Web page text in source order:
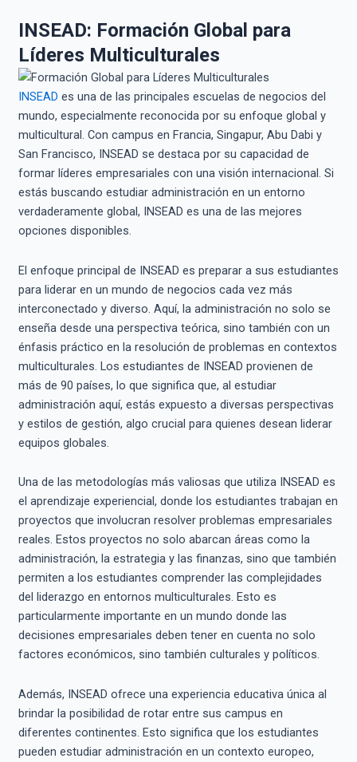
INSEAD: Formación Global para
Líderes Multiculturales
INSEAD es una de las principales escuelas de negocios del
mundo, especialmente reconocida por su enfoque global y
multicultural. Con campus en Francia, Singapur, Abu Dabi y
San Francisco, INSEAD se destaca por su capacidad de
formar líderes empresariales con una visión internacional. Si
estás buscando estudiar administración en un entorno
verdaderamente global, INSEAD es una de las mejores
opciones disponibles.
El enfoque principal de INSEAD es preparar a sus estudiantes
para liderar en un mundo de negocios cada vez más
interconectado y diverso. Aquí, la administración no solo se
enseña desde una perspectiva teórica, sino también con un
énfasis práctico en la resolución de problemas en contextos
multiculturales. Los estudiantes de INSEAD provienen de
más de 90 países, lo que significa que, al estudiar
administración aquí, estás expuesto a diversas perspectivas
y estilos de gestión, algo crucial para quienes desean liderar
equipos globales.
Una de las metodologías más valiosas que utiliza INSEAD es
el aprendizaje experiencial, donde los estudiantes trabajan en
proyectos que involucran resolver problemas empresariales
reales. Estos proyectos no solo abarcan áreas como la
administración, la estrategia y las finanzas, sino que también
permiten a los estudiantes comprender las complejidades
del liderazgo en entornos multiculturales. Esto es
particularmente importante en un mundo donde las
decisiones empresariales deben tener en cuenta no solo
factores económicos, sino también culturales y políticos.
Además, INSEAD ofrece una experiencia educativa única al
brindar la posibilidad de rotar entre sus campus en
diferentes continentes. Esto significa que los estudiantes
pueden estudiar administración en un contexto europeo,